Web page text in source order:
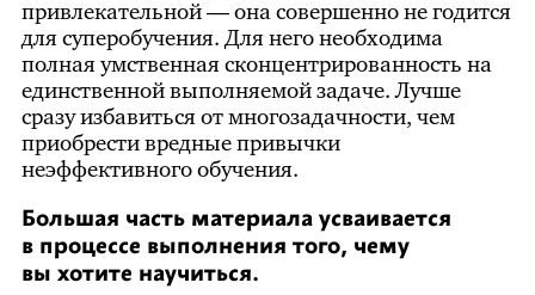
привлекательной — она совершенно не годится
для суперобучения. Для него необходима
полная умственная сконцентрированность на
единственной выполняемой задаче. Лучше
сразу избавиться от многозадачности, чем
приобрести вредные привычки
неэффективного обучения.
Боль­шая часть материала усваивается
в процессе выполнения того, чему
вы хотите научиться.